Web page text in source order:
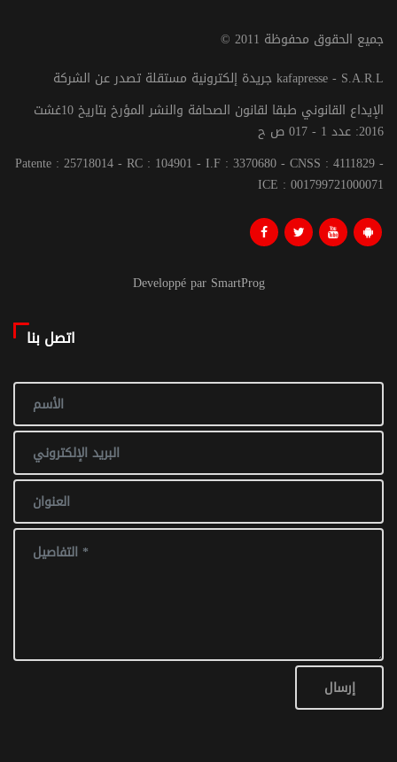
© جميع الحقوق محفوظة 2011
جريدة إلكترونية مستقلة تصدر عن الشركة kafapresse - S.A.R.L
الإيداع القانوني طبقا لقانون الصحافة والنشر المؤرخ بتاريخ 10غشت
2016: عدد 1 - 017 ص ح
Patente : 25718014 - RC : 104901 - I.F : 3370680 - CNSS : 4111829 -
ICE : 001799721000071
Developpé par SmartProg
اتصل بنا